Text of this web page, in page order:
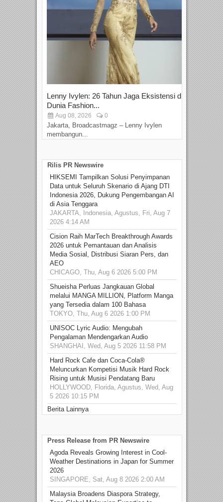
Lenny Ivylen: 26 Tahun Jaga Eksistensi di
Dunia Fashion...
Aug 08, 2026 0
Jakarta, Broadcastmagz – Lenny Ivylen
membangun...
Rilis PR Newswire
HIKSEMI Tampilkan Solusi Penyimpanan
Data untuk Seluruh Skenario di Ajang DTI
Indonesia 2026, Dukung Pengembangan AI
di Asia Tenggara
JAKARTA, Indonesia, Agustus, Fri, Aug 7
2026 4:14 AM
Cision Raih MarTech Breakthrough Awards
2026 untuk Pemantauan dan Analisis
Media Sosial, Distribusi Siaran Pers, dan
AEO
CHICAGO, Thu, Aug 6 2026 5:00 PM
Shueisha Perluas Jangkauan Global
melalui MANGA MILLION, Platform Manga
yang Tersedia dalam 100 Bahasa
TOKYO, Thu, Aug 6 2026 1:00 PM
UNISOC Lyric Audio: Mengubah
Pengalaman Mendengarkan Audio
SHANGHAI, Wed, Aug 5 2026 11:58 PM
Hard Rock Cafe dan Coca-Cola®
Meluncurkan Kompetisi Musik Hard Rock
Rising untuk Musisi Pendatang Baru
HOLLYWOOD, Florida, Agustus, Wed, Aug
5 2026 10:15 PM
Berita Lainnya
Press Release from PR Newswire
Agoda Reveals Growing Interest in Cool-
Weather Destinations in Japan for Summer
2026
SINGAPORE, Sat, Aug 8 2026 2:00 AM
Malaysia Broadens Diaspora Strategy,